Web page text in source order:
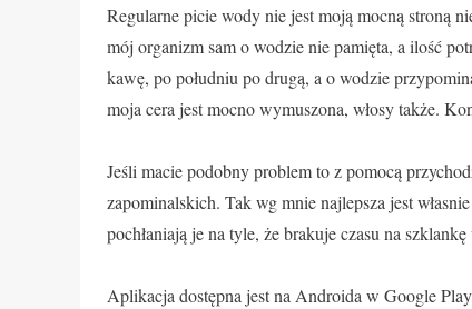
Regularne picie wody nie jest moją mocną stroną
mój organizm sam o wodzie nie pamięta, a ilość
kawę, po południu po drugą, a o wodzie
moja cera jest mocno wymuszona, włosy także.
Jeśli macie podobny problem to z pomocą
zapominalskich. Tak wg mnie najlepsza jest
pochłaniają je na tyle, że brakuje czasu na
Aplikacja dostępna jest na Androida w Google